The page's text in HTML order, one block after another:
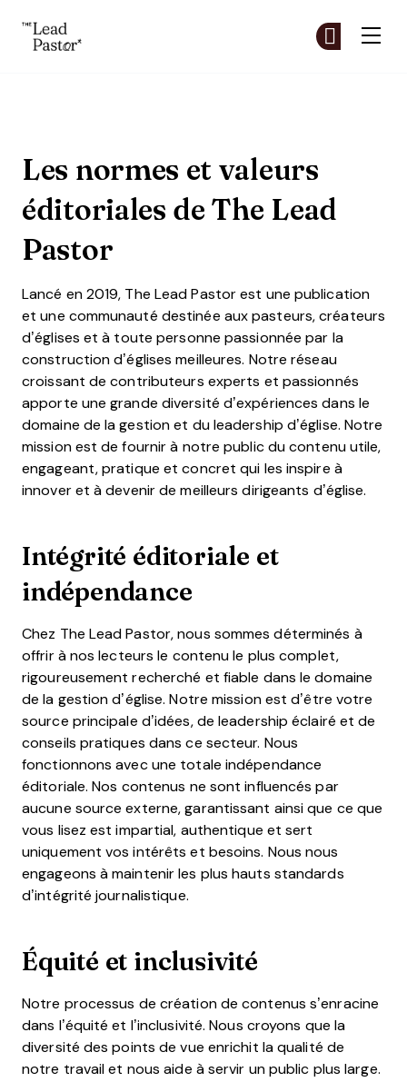
Les normes et valeurs
éditoriales de The Lead
Pastor
Lancé en 2019, The Lead Pastor est une publication
et une communauté destinée aux pasteurs, créateurs
d’églises et à toute personne passionnée par la
construction d’églises meilleures. Notre réseau
croissant de contributeurs experts et passionnés
apporte une grande diversité d’expériences dans le
domaine de la gestion et du leadership d’église. Notre
mission est de fournir à notre public du contenu utile,
engageant, pratique et concret qui les inspire à
innover et à devenir de meilleurs dirigeants d’église.
Intégrité éditoriale et
indépendance
Chez The Lead Pastor, nous sommes déterminés à
offrir à nos lecteurs le contenu le plus complet,
rigoureusement recherché et fiable dans le domaine
de la gestion d’église. Notre mission est d’être votre
source principale d’idées, de leadership éclairé et de
conseils pratiques dans ce secteur. Nous
fonctionnons avec une totale indépendance
éditoriale. Nos contenus ne sont influencés par
aucune source externe, garantissant ainsi que ce que
vous lisez est impartial, authentique et sert
uniquement vos intérêts et besoins. Nous nous
engageons à maintenir les plus hauts standards
d’intégrité journalistique.
Équité et inclusivité
Notre processus de création de contenus s’enracine
dans l’équité et l’inclusivité. Nous croyons que la
diversité des points de vue enrichit la qualité de
notre travail et nous aide à servir un public plus large.